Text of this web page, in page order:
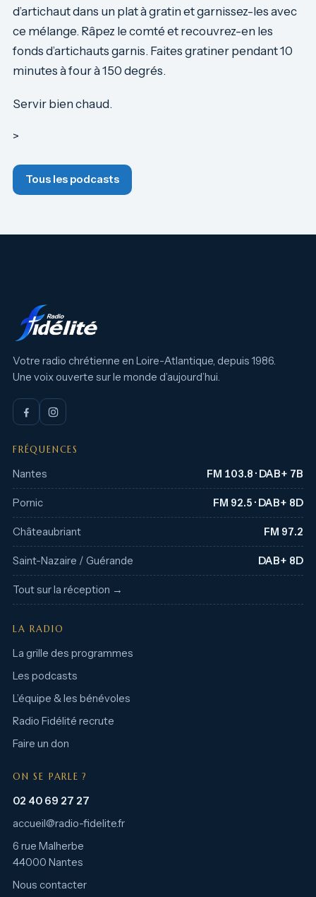
d’artichaut dans un plat à gratin et garnissez-les avec
ce mélange. Râpez le comté et recouvrez-en les
fonds d’artichauts garnis. Faites gratiner pendant 10
minutes à four à 150 degrés.
Servir bien chaud.
>
Tous les podcasts
Votre radio chrétienne en Loire-Atlantique, depuis 1986.
Une voix ouverte sur le monde d’aujourd’hui.
FRÉQUENCES
Nantes FM 103.8 · DAB+ 7B
Pornic FM 92.5 · DAB+ 8D
Châteaubriant FM 97.2
Saint-Nazaire / Guérande DAB+ 8D
Tout sur la réception →
LA RADIO
La grille des programmes
Les podcasts
L’équipe & les bénévoles
Radio Fidélité recrute
Faire un don
ON SE PARLE ?
02 40 69 27 27
accueil@radio-fidelite.fr
6 rue Malherbe
44000 Nantes
Nous contacter